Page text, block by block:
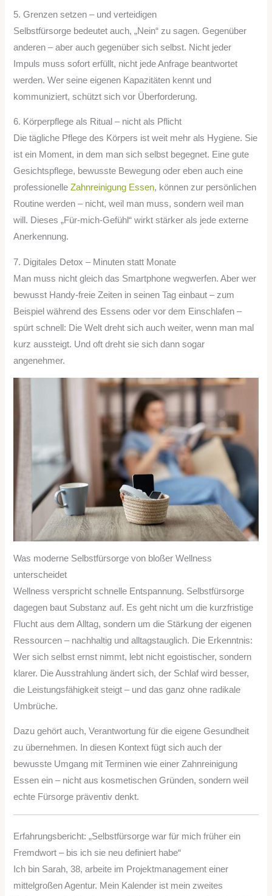
5. Grenzen setzen – und verteidigen
Selbstfürsorge bedeutet auch, „Nein“ zu sagen. Gegenüber
anderen – aber auch gegenüber sich selbst. Nicht jeder
Impuls muss sofort erfüllt, nicht jede Anfrage beantwortet
werden. Wer seine eigenen Kapazitäten kennt und
kommuniziert, schützt sich vor Überforderung.
6. Körperpflege als Ritual – nicht als Pflicht
Die tägliche Pflege des Körpers ist weit mehr als Hygiene. Sie
ist ein Moment, in dem man sich selbst begegnet. Eine gute
Gesichtspflege, bewusste Bewegung oder eben auch eine
professionelleZahnreinigung Essen, können zur persönlichen
Routine werden – nicht, weil man muss, sondern weil man
will. Dieses „Für-mich-Gefühl“ wirkt stärker als jede externe
Anerkennung.
7. Digitales Detox – Minuten statt Monate
Man muss nicht gleich das Smartphone wegwerfen. Aber wer
bewusst Handy-freie Zeiten in seinen Tag einbaut – zum
Beispiel während des Essens oder vor dem Einschlafen –
spürt schnell: Die Welt dreht sich auch weiter, wenn man mal
kurz aussteigt. Und oft dreht sie sich dann sogar
angenehmer.
Was moderne Selbstfürsorge von bloßer Wellness
unterscheidet
Wellness verspricht schnelle Entspannung. Selbstfürsorge
dagegen baut Substanz auf. Es geht nicht um die kurzfristige
Flucht aus dem Alltag, sondern um die Stärkung der eigenen
Ressourcen – nachhaltig und alltagstauglich. Die Erkenntnis:
Wer sich selbst ernst nimmt, lebt nicht egoistischer, sondern
klarer. Die Ausstrahlung ändert sich, der Schlaf wird besser,
die Leistungsfähigkeit steigt – und das ganz ohne radikale
Umbrüche.
Dazu gehört auch, Verantwortung für die eigene Gesundheit
zu übernehmen. In diesen Kontext fügt sich auch der
bewusste Umgang mit Terminen wie einer Zahnreinigung
Essen ein – nicht aus kosmetischen Gründen, sondern weil
echte Fürsorge präventiv denkt.
Erfahrungsbericht: „Selbstfürsorge war für mich früher ein
Fremdwort – bis ich sie neu definiert habe“
Ich bin Sarah, 38, arbeite im Projektmanagement einer
mittelgroßen Agentur. Mein Kalender ist mein zweites